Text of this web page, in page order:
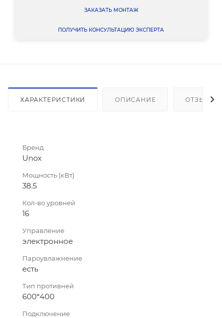
ЗАКАЗАТЬ МОНТАЖ
ПОЛУЧИТЬ КОНСУЛЬТАЦИЮ ЭКСПЕРТА
ХАРАКТЕРИСТИКИ ОПИСАНИЕ ОТЗЫВЫ
Бренд
Unox
Мощность (кВт)
38.5
Кол-во уровней
16
Управление
электронное
Пароувлажнение
есть
Тип противней
600*400
Подключение